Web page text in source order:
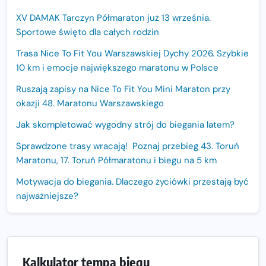
XV DAMAK Tarczyn Półmaraton już 13 września.
Sportowe święto dla całych rodzin
Trasa Nice To Fit You Warszawskiej Dychy 2026. Szybkie
10 km i emocje największego maratonu w Polsce
Ruszają zapisy na Nice To Fit You Mini Maraton przy
okazji 48. Maratonu Warszawskiego
Jak skompletować wygodny strój do biegania latem?
Sprawdzone trasy wracają! Poznaj przebieg 43. Toruń
Maratonu, 17. Toruń Półmaratonu i biegu na 5 km
Motywacja do biegania. Dlaczego życiówki przestają być
najważniejsze?
Kalkulator tempa biegu